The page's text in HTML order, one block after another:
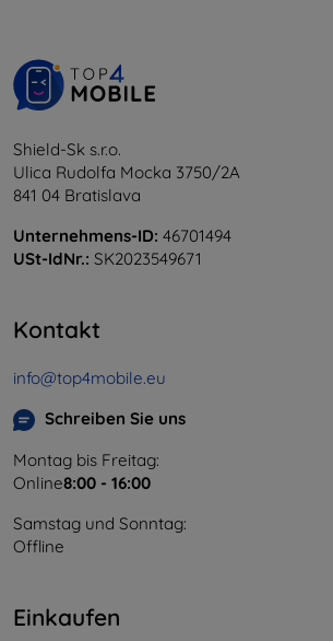
Shield-Sk s.r.o.
Ulica Rudolfa Mocka 3750/2A
841 04 Bratislava
Unternehmens-ID: 46701494
USt-IdNr.: SK2023549671
Kontakt
info@top4mobile.eu
Schreiben Sie uns
Montag bis Freitag:
Online8:00 - 16:00
Samstag und Sonntag:
Offline
Einkaufen